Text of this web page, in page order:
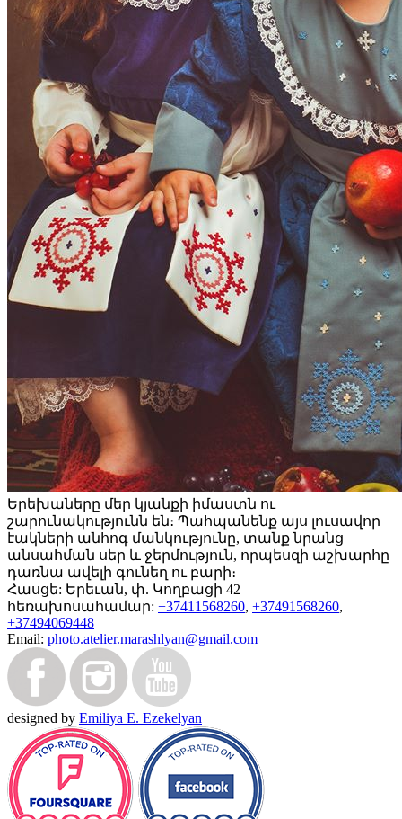
Երեխաները մեր կյանքի իմաստն ու
շարունակությունն են։ Պահպանենք այս լուսավոր
էակների անհոգ մանկությունը, տանք նրանց
անսահման սեր և ջերմություն, որպեսզի աշխարհը
դառնա ավելի գունեղ ու բարի։
Հասցե: Երեւան, փ. Կողբացի 42
հեռախոսահամար: +37411568260, +37491568260,
+37494069448
Email: photo.atelier.marashlyan@gmail.com
designed by Emiliya E. Ezekelyan